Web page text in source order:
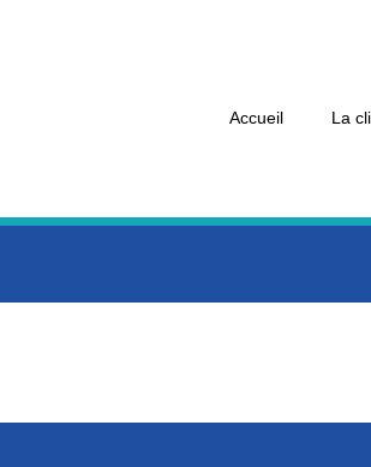
Accueil La